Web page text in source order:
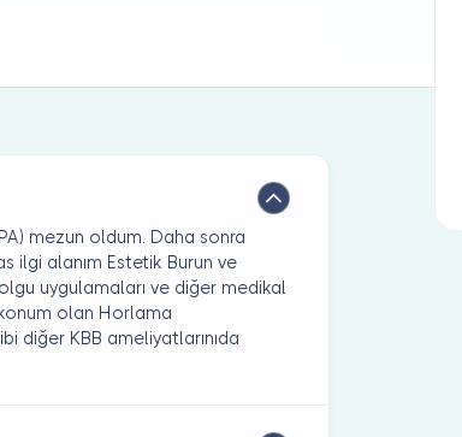
mezun oldum. Daha sonra
ilgi alanım Estetik Burun ve
uygulamaları ve diğer medikal
olan Horlama
diğer KBB ameliyatlarınıda